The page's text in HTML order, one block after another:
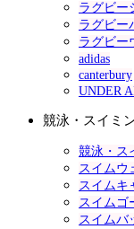
ラグビー
ラグビー
ラグビー
adidas
canterbury
UNDER
競泳・スイミ
競泳・ス
スイムウ
スイムキ
スイムゴ
スイムバ